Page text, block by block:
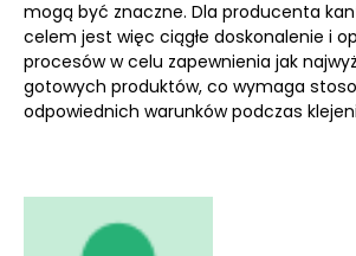
mogą być znaczne. Dla producenta
celem jest więc ciągłe doskonalenie i
procesów w celu zapewnienia jak
gotowych produktów, co wymaga
odpowiednich warunków podczas